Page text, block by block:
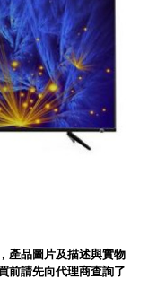
產品圖片及描述與實物
前請先向代理商查詢了